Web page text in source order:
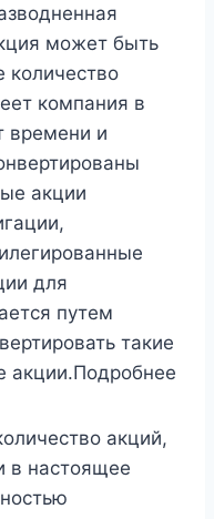
может быть
количество
компания в
времени и
акции
для
путем
такие
акции.Подробнее
акций,
в настоящее